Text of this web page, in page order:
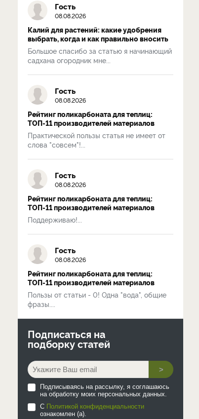
Гость
08.08.2026
Калий для растений: какие удобрения
выбрать, когда и как правильно вносить
Большое спасибо за статью я начинающий
садхана огородник мне...
Гость
08.08.2026
Рейтинг поликарбоната для теплиц:
ТОП-11 производителей материалов
Практической пользы статья не имеет от
слова "совсем"!...
Гость
08.08.2026
Рейтинг поликарбоната для теплиц:
ТОП-11 производителей материалов
Поддерживаю!...
Гость
08.08.2026
Рейтинг поликарбоната для теплиц:
ТОП-11 производителей материалов
Пользы от статьи - 0! Одна "вода", общие
фразы....
Подписаться на
подборку статей
>
Подписываясь на рассылку, я соглашаюсь
на обработку моих персональных данных.
С Политикой конфиденциальности
ознакомлен (а).